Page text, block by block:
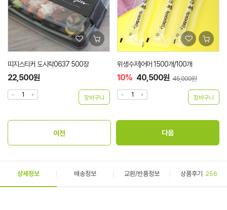
띠지스티커 도시락0637 500장
22,500원
위생수저)어머 1500개/100개
10% 40,500원 45,000원
상세정보 배송정보 교환/반품정보 상품후기 256